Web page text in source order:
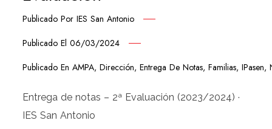
Publicado PorIES San Antonio
Publicado El06/03/2024
Publicado EnAMPA,Dirección,Entrega De Notas,Familias,IPasen,
Entrega de notas – 2ª Evaluación (2023/2024) ·
IES San Antonio